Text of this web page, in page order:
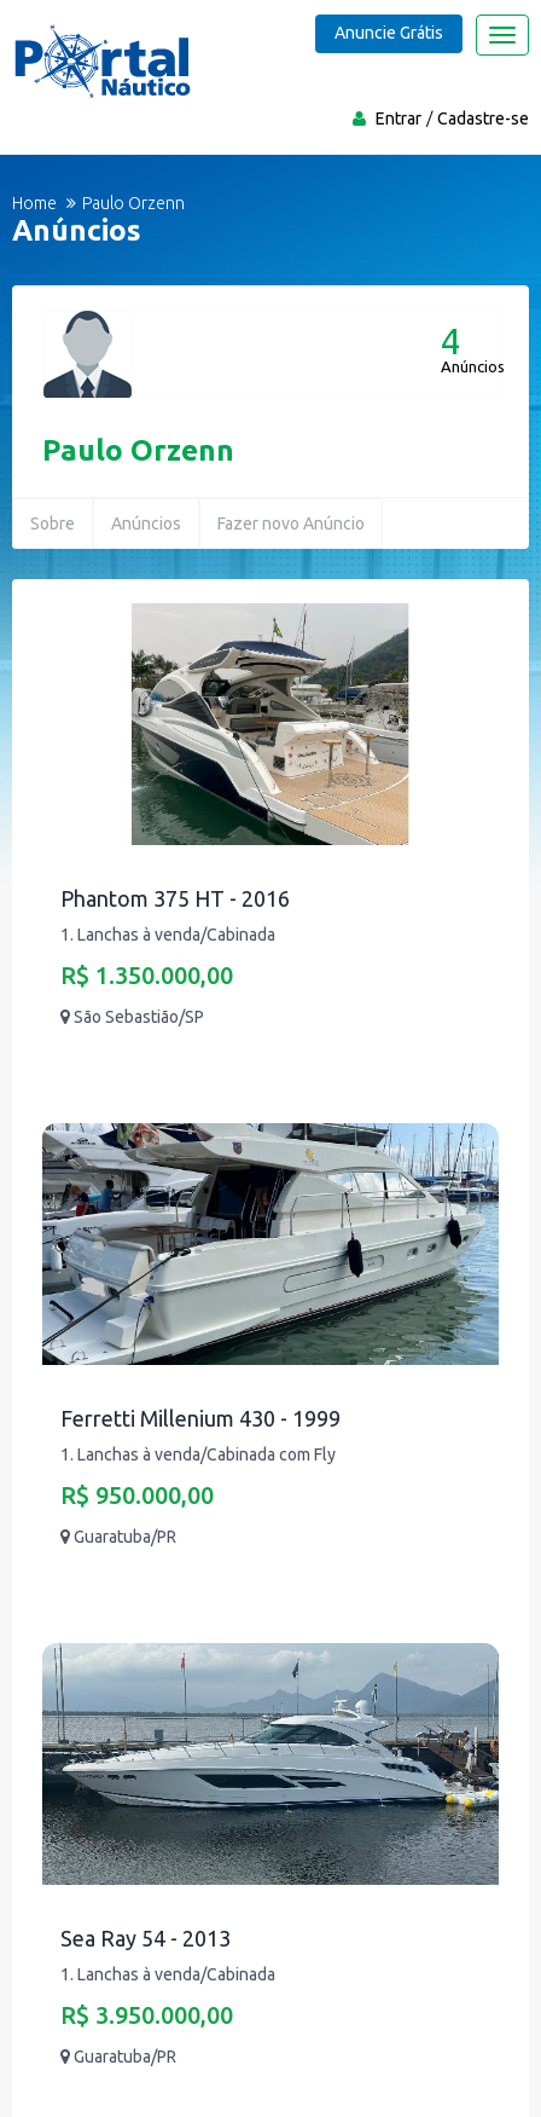
Entrar Cadastre-se
Anuncie Grátis
Home Paulo Orzenn
Anúncios
Paulo Orzenn
4
Anúncios
Sobre Anúncios Fazer novo Anúncio
Phantom 375 HT - 2016
1. Lanchas à venda/Cabinada
R$ 1.350.000,00
São Sebastião/SP
Ferretti Millenium 430 - 1999
1. Lanchas à venda/Cabinada com Fly
R$ 950.000,00
Guaratuba/PR
Sea Ray 54 - 2013
1. Lanchas à venda/Cabinada
R$ 3.950.000,00
Guaratuba/PR